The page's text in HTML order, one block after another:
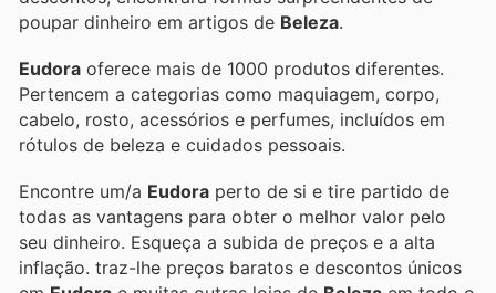
poupar dinheiro em artigos de Beleza.
Eudora oferece mais de 1000 produtos diferentes.
Pertencem a categorias como maquiagem, corpo,
cabelo, rosto, acessórios e perfumes, incluídos em
rótulos de beleza e cuidados pessoais.
Encontre um/a Eudora perto de si e tire partido de
todas as vantagens para obter o melhor valor pelo
seu dinheiro. Esqueça a subida de preços e a alta
inflação. traz-lhe preços baratos e descontos únicos